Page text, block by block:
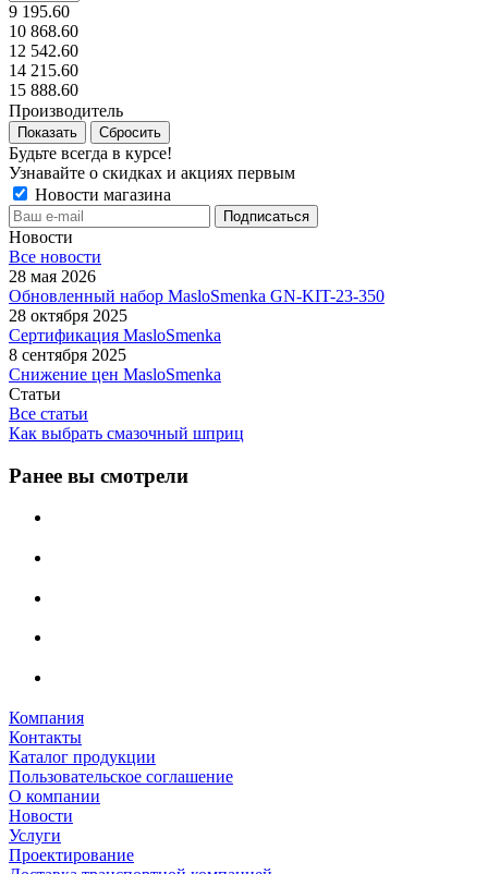
9 195.60
10 868.60
12 542.60
14 215.60
15 888.60
Производитель
Сбросить
Будьте всегда в курсе!
Узнавайте о скидках и акциях первым
Новости магазина
Новости
Все новости
28 мая 2026
Обновленный набор MasloSmenka GN-KIT-23-350
28 октября 2025
Сертификация MasloSmenka
8 сентября 2025
Снижение цен MasloSmenka
Статьи
Все статьи
Как выбрать смазочный шприц
Ранее вы смотрели
Компания
Контакты
Каталог продукции
Пользовательское соглашение
О компании
Новости
Услуги
Проектирование